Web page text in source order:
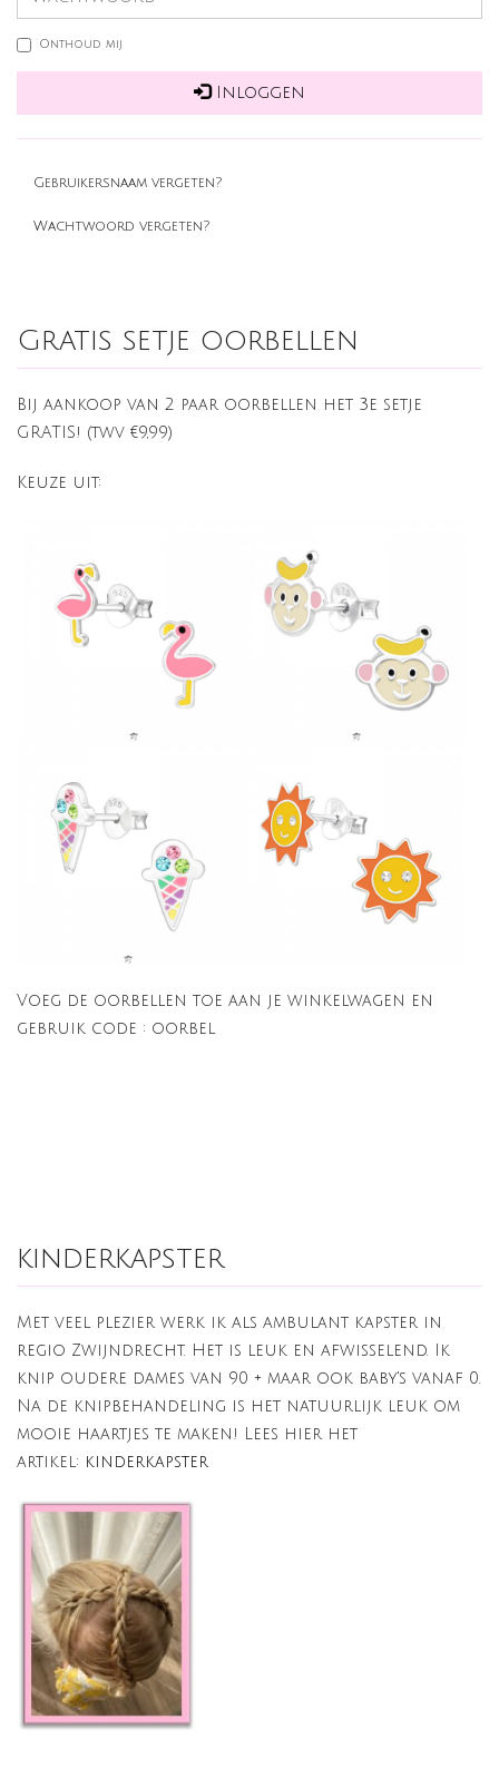
Onthoud mij
Inloggen
Gebruikersnaam vergeten?
Wachtwoord vergeten?
Gratis setje oorbellen
Bij aankoop van 2 paar oorbellen het 3e setje
GRATIS! (twv €9,99)
Keuze uit:
Voeg de oorbellen toe aan je winkelwagen en
gebruik code : oorbel
kinderkapster
Met veel plezier werk ik als ambulant kapster in
regio Zwijndrecht. Het is leuk en afwisselend. Ik
knip oudere dames van 90 + maar ook baby's vanaf 0.
Na de knipbehandeling is het natuurlijk leuk om
mooie haartjes te maken! Lees hier het
artikel: kinderkapster